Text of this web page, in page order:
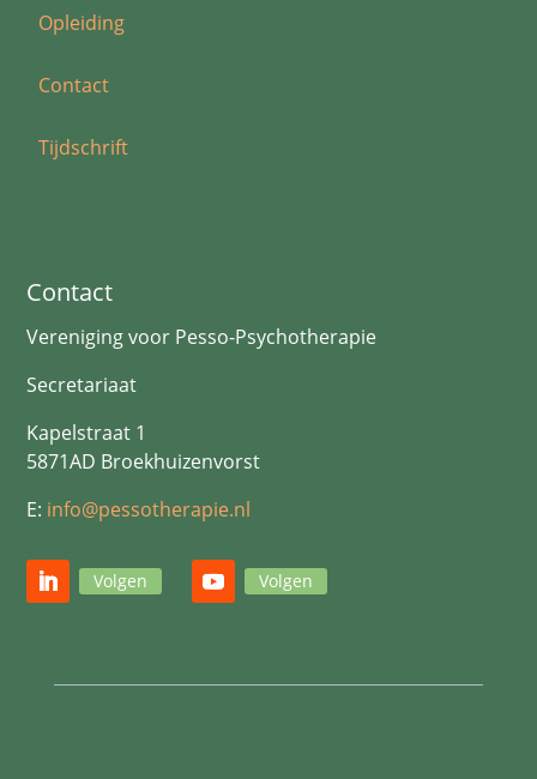
Opleiding
Contact
Tijdschrift
Contact
Vereniging voor Pesso-Psychotherapie
Secretariaat
Kapelstraat 1
5871AD Broekhuizenvorst
E: info@pessotherapie.nl
Volgen Volgen